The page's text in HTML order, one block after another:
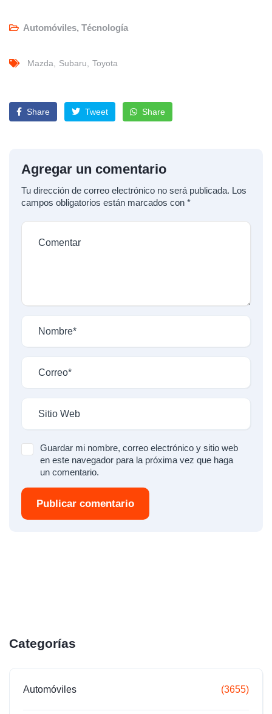
Automóviles, Técnología
Mazda Subaru Toyota
Share Tweet Share
Agregar un comentario
Tu dirección de correo electrónico no será publicada. Los
campos obligatorios están marcados con *
Guardar mi nombre, correo electrónico y sitio web
en este navegador para la próxima vez que haga
un comentario.
Publicar comentario
Categorías
Automóviles (3655)